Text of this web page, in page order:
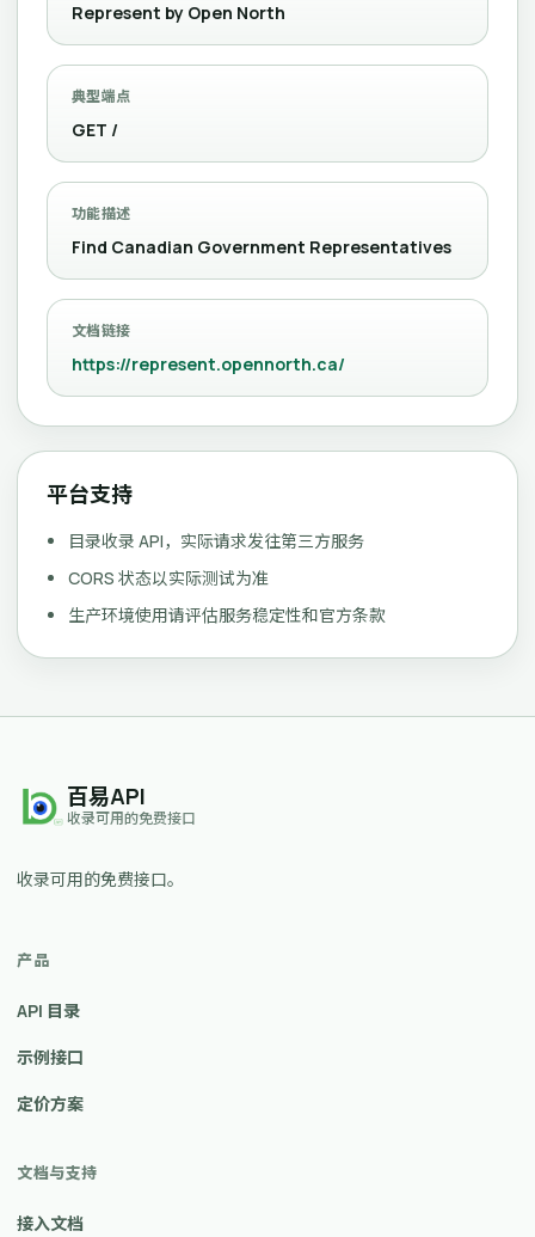
Represent by Open North
典型端点
GET /
功能描述
Find Canadian Government Representatives
文档链接
https://represent.opennorth.ca/
平台支持
目录收录 API，实际请求发往第三方服务
CORS 状态以实际测试为准
生产环境使用请评估服务稳定性和官方条款
百易API
收录可用的免费接口
收录可用的免费接口。
产品
API 目录
示例接口
定价方案
文档与支持
接入文档